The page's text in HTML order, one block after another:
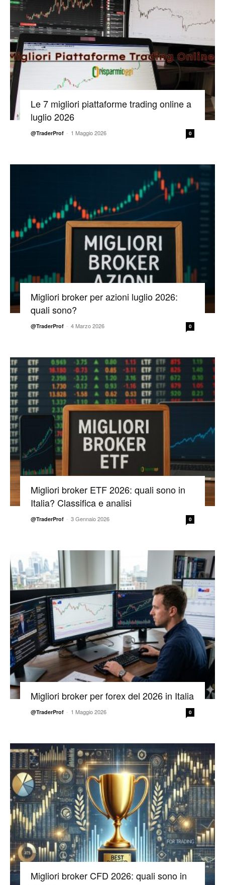
Le 7 migliori piattaforme trading online a
luglio 2026
@TraderProf - 1 Maggio 2026 0
Migliori broker per azioni luglio 2026:
quali sono?
@TraderProf - 4 Marzo 2026 0
Migliori broker ETF 2026: quali sono in
Italia? Classifica e analisi
@TraderProf - 3 Gennaio 2026 0
Migliori broker per forex del 2026 in Italia
@TraderProf - 1 Maggio 2026 0
Migliori broker CFD 2026: quali sono in